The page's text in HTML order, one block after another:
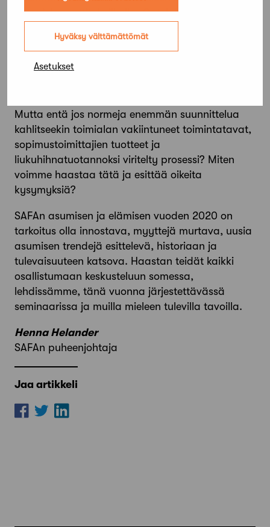
Hyväksy välttämättömät
Asetukset
betonielementtitekniikalla. Ontelolaatat kehiteltiin
vaatio? Voiko puurakentaminen haastaa betoni­
Mutta entä jos normeja enemmän suunnittelua
kahlitseekin toimialan vakiintuneet toimintatavat,
sopimustoimittajien tuotteet ja
liukuhihnatuotannoksi viritelty prosessi? Miten
voimme haastaa tätä ja esittää oikeita
kysymyksiä?
SAFAn asumisen ja elämisen vuoden 2020 on
tarkoitus olla innostava, myyttejä murtava, uusia
asumisen trendejä esittelevä, historiaan ja
tulevaisuuteen katsova. Haastan teidät kaikki
osallistumaan keskusteluun somessa,
lehdissämme, tänä vuonna järjestettävässä
seminaarissa ja muilla mieleen tulevilla tavoilla.
Henna Helander
SAFAn puheenjohtaja
Jaa artikkeli